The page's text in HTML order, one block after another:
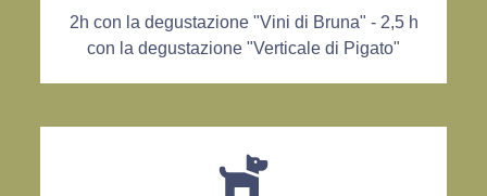
2h con la degustazione "Vini di Bruna" - 2,5 h
con la degustazione "Verticale di Pigato"